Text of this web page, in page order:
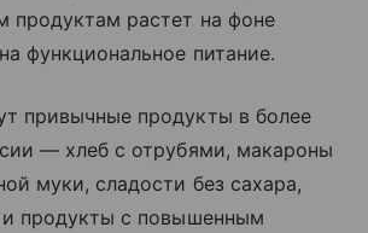
продуктам растет на фоне
функциональное питание.
привычные продукты в более
— хлеб с отрубями, макароны
муки, сладости без сахара,
и продукты с повышенным